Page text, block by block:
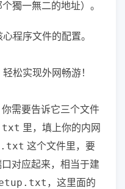
獨一無二的地址）。
程序文件的配置。
需要告诉它三个文件
里，填上你的内网
这个文件里，要
对应起来，相当于建
，这里面的